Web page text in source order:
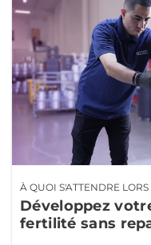
À QUOI S'ATTENDRE
Développez
fertilité sans